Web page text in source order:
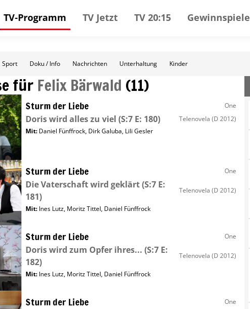
TV-Programm TV Jetzt TV 20:15 Gewinnspiele
Sport Doku / Info Nachrichten Unterhaltung Kinder
für Felix Bärwald (11)
Sturm der Liebe One
Doris wird alles zu viel (S:7 E: 180) Telenovela (D 2012)
Mit: Daniel Fünffrock, Dirk Galuba, Lili Gesler
Sturm der Liebe One
Die Vaterschaft wird geklärt(S:7 E:
181)
Telenovela (D 2012)
Mit: Ines Lutz, Moritz Tittel, Daniel Fünffrock
Sturm der Liebe One
Doris wird zum Opfer ihres... (S:7 E:
182)
Telenovela (D 2012)
Mit: Ines Lutz, Moritz Tittel, Daniel Fünffrock
Sturm der Liebe One